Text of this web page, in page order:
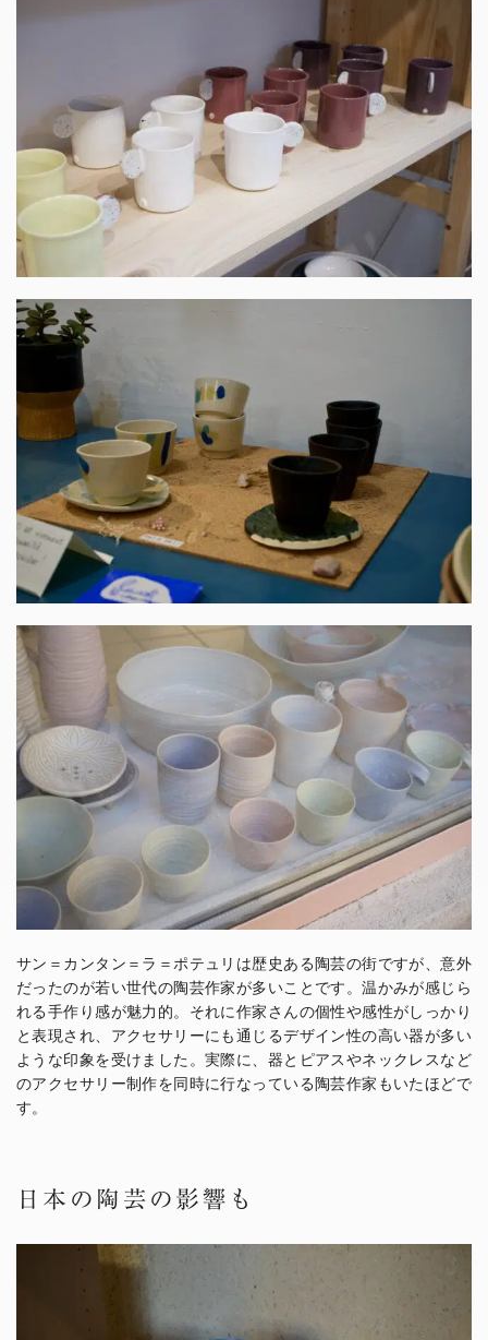
サン＝カンタン＝ラ＝ポテュリは歴史ある陶芸の街ですが、意外
だったのが若い世代の陶芸作家が多いことです。温かみが感じら
れる手作り感が魅力的。それに作家さんの個性や感性がしっかり
と表現され、アクセサリーにも通じるデザイン性の高い器が多い
ような印象を受けました。実際に、器とピアスやネックレスなど
のアクセサリー制作を同時に行なっている陶芸作家もいたほどで
す。
日本の陶芸の影響も